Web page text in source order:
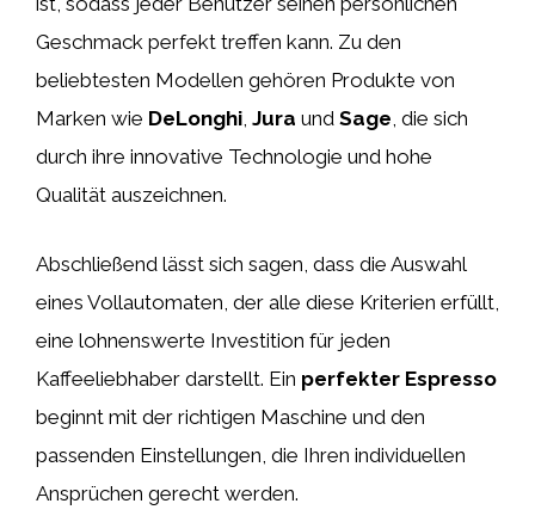
Geschmack perfekt treffen kann. Zu den
beliebtesten Modellen gehören Produkte von
Marken wie DeLonghi, Jura und Sage, die sich
durch ihre innovative Technologie und hohe
Qualität auszeichnen.
Abschließend lässt sich sagen, dass die Auswahl
eines Vollautomaten, der alle diese Kriterien erfüllt,
eine lohnenswerte Investition für jeden
Kaffeeliebhaber darstellt. Ein perfekter Espresso
beginnt mit der richtigen Maschine und den
passenden Einstellungen, die Ihren individuellen
Ansprüchen gerecht werden.